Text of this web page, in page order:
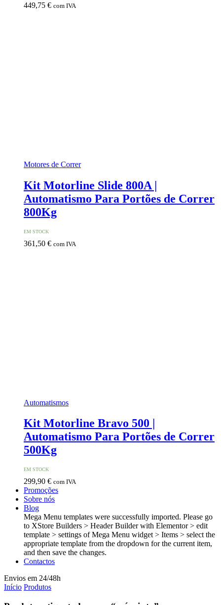
449,75 € com IVA
Motores de Correr
Kit Motorline Slide 800A |
Automatismo Para Portões de Correr
800Kg
EM STOCK
361,50 € com IVA
Automatismos
Kit Motorline Bravo 500 |
Automatismo Para Portões de Correr
500Kg
EM STOCK
299,90 € com IVA
Promoções
Sobre nós
Blog
Mega Menu templates were successfully imported. Please go
to XStore Builders > Header Builder with Elementor > edit
template > settings of Mega Menu widget > Items > select the
appropriate template from the dropdown for the current item,
and then save the changes.
Contactos
Envios em 24/48h
Início Produtos